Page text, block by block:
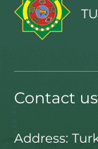
Contact us
Address: